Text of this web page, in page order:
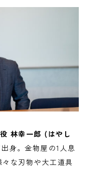
林幸一郎 (はやし
身。金物屋の1人息
な刃物や大工道具